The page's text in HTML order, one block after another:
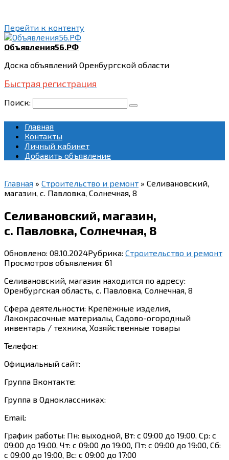
Перейти к контенту
Объявления56.РФ
Доска объявлений Оренбургской области
Быстрая регистрация
Поиск:
Главная
Контакты
Личный кабинет
Добавить объявление
Главная » Строительство и ремонт » Селивановский,
магазин, с. Павловка, Солнечная, 8
Селивановский, магазин,
с. Павловка, Солнечная, 8
Обновлено: 08.10.2024Рубрика: Строительство и ремонт
Просмотров объявления: 61
Селивановский, магазин находится по адресу:
Оренбургская область, с. Павловка, Солнечная, 8
Сфера деятельности: Крепёжные изделия,
Лакокрасочные материалы, Садово-огородный
инвентарь / техника, Хозяйственные товары
Телефон:
Официальный сайт:
Группа Вконтакте:
Группа в Одноклассниках:
Email:
График работы: Пн: выходной, Вт: с 09:00 до 19:00, Ср: с
09:00 до 19:00, Чт: с 09:00 до 19:00, Пт: с 09:00 до 19:00, Сб:
с 09:00 до 19:00, Вс: с 09:00 до 17:00